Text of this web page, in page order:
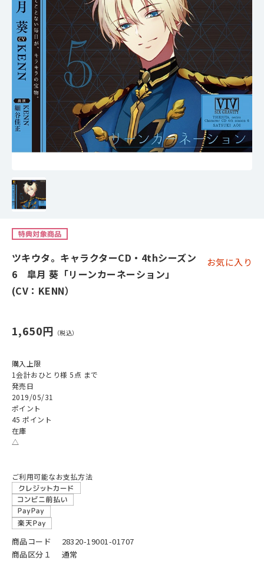
ツキウタ。キャラクターCD・4thシーズン
6 皐月 葵「リーンカーネーション」
(CV：KENN）
お気に入り
1,650円
購入上限
1会計おひとり様 5点 まで
発売日
2019/05/31
ポイント
45 ポイント
在庫
△
ご利用可能なお支払方法
商品コード
28320-19001-01707
商品区分１
通常